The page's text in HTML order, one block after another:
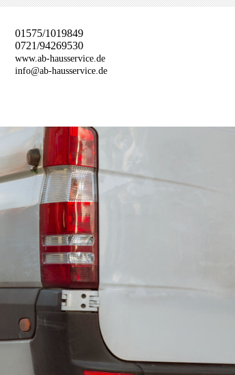
01575/1019849
0721/94269530
www.ab-hausservice.de
info@ab-hausservice.de